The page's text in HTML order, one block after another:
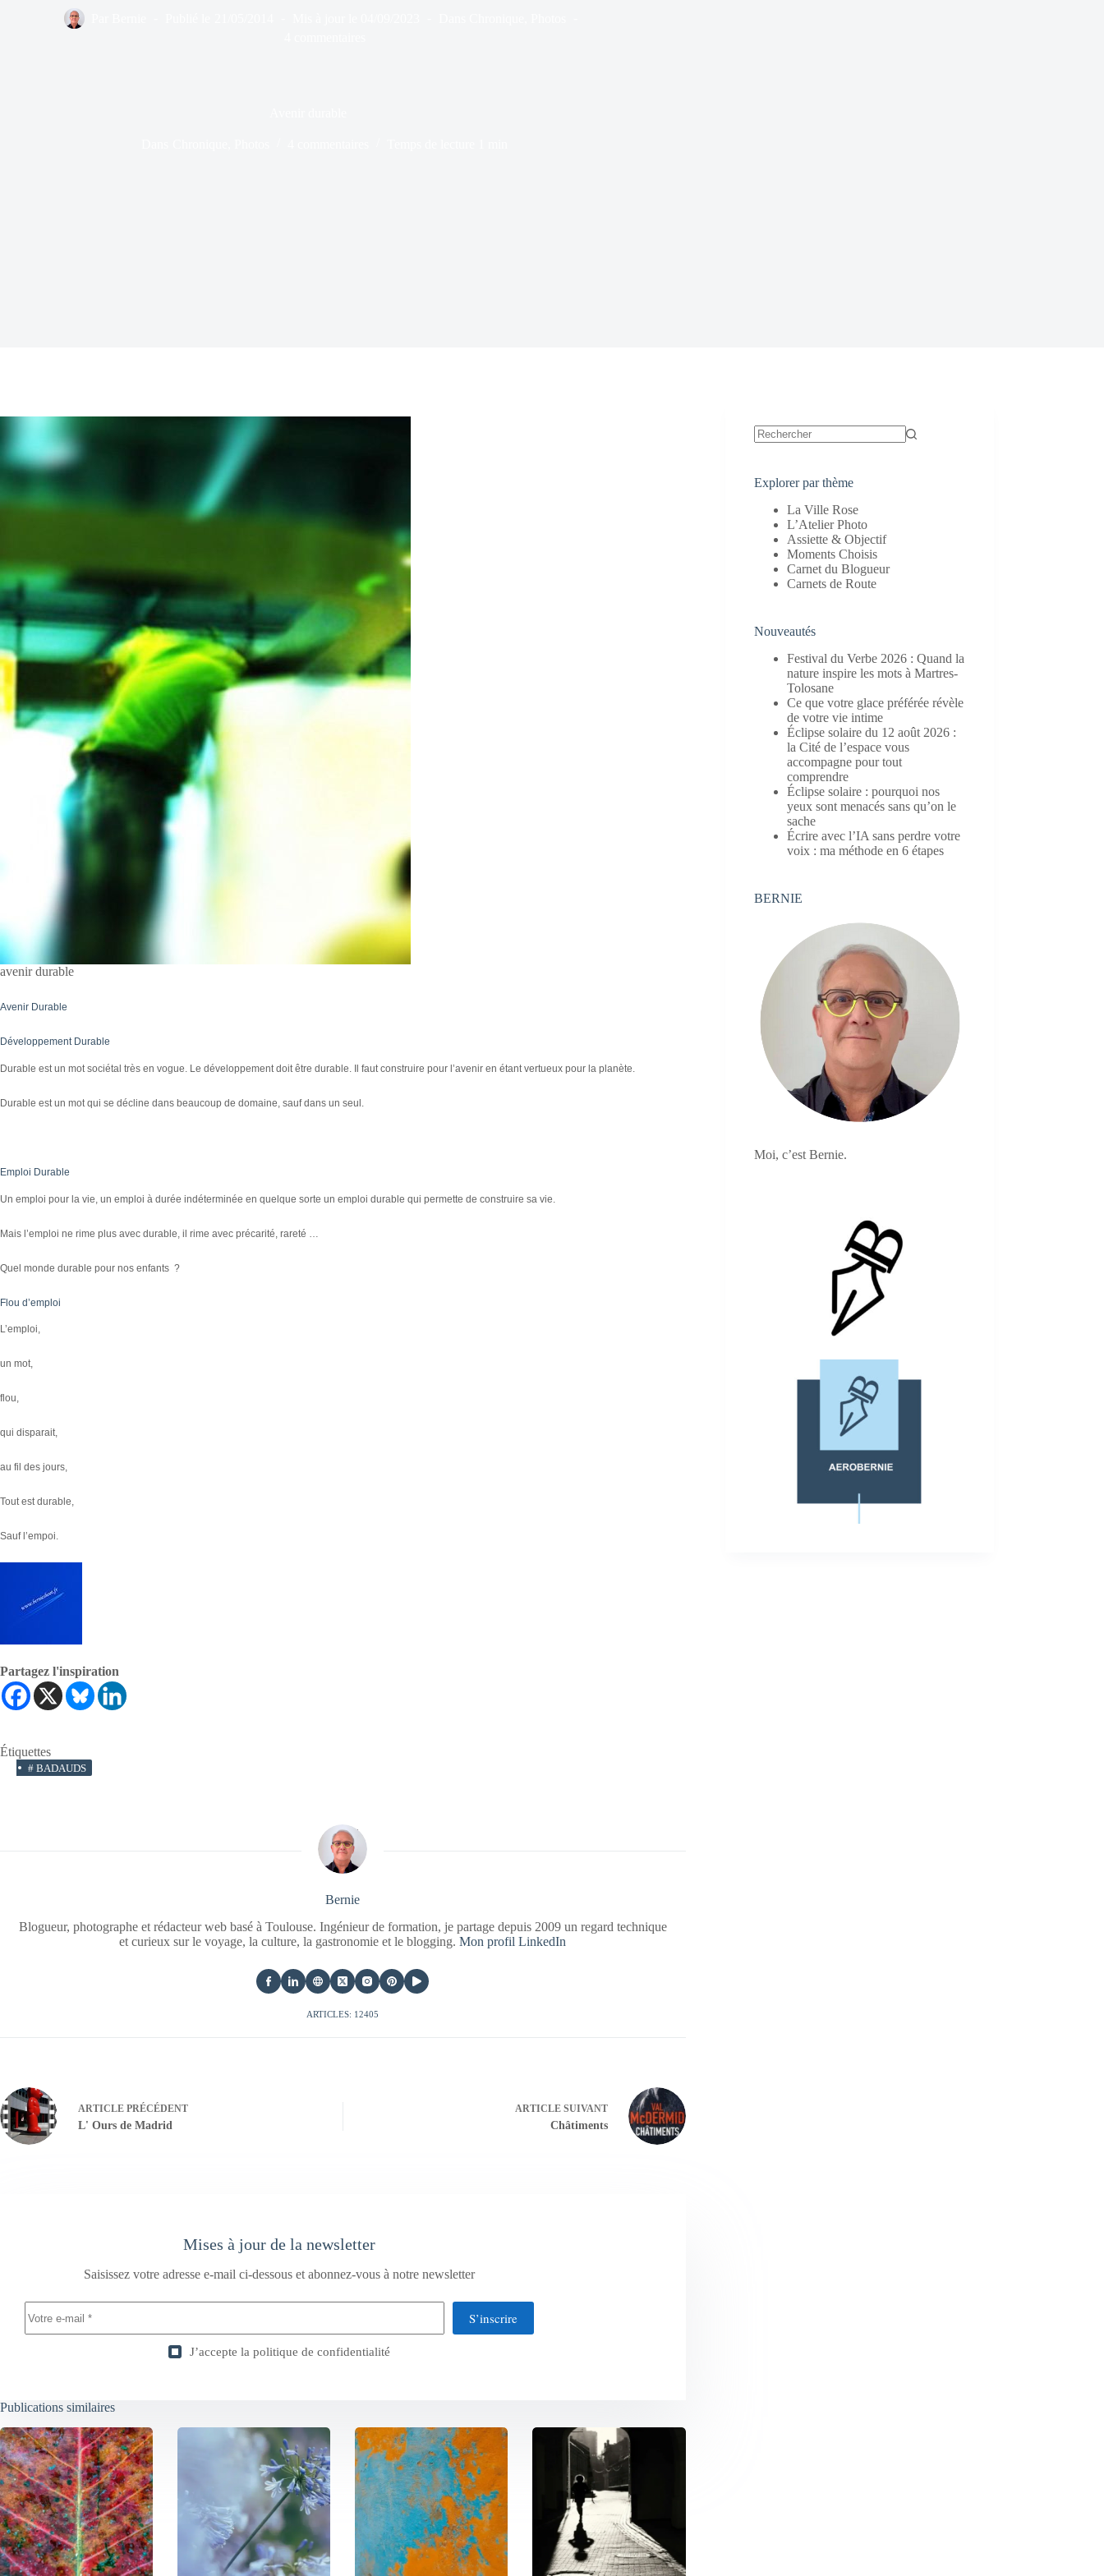
avenir durable
Avenir Durable
Développement Durable
Durable est un mot sociétal très en vogue. Le développement doit être durable. Il faut construire pour l’avenir en étant vertueux pour la planète.
Durable est un mot qui se décline dans beaucoup de domaine, sauf dans un seul.
Emploi Durable
Un emploi pour la vie, un emploi à durée indéterminée en quelque sorte un emploi durable qui permette de construire sa vie.
Mais l’emploi ne rime plus avec durable, il rime avec précarité, rareté …
Quel monde durable pour nos enfants ?
Flou d’emploi
L’emploi,
un mot,
flou,
qui disparait,
au fil des jours,
Tout est durable,
Sauf l’empoi.
Partagez l'inspiration
Étiquettes
# BADAUDS
Bernie
Blogueur, photographe et rédacteur web basé à Toulouse. Ingénieur de formation, je partage depuis 2009 un regard technique
et curieux sur le voyage, la culture, la gastronomie et le blogging.Mon profil LinkedIn
ARTICLES: 12405
ARTICLE PRÉCÉDENT
L' Ours de Madrid
ARTICLESUIVANT
Châtiments
Mises à jour de la newsletter
Saisissez votre adresse e-mail ci-dessous et abonnez-vous à notre newsletter
S’inscrire
J’accepte la politique de confidentialité
Publications similaires
Explorer par thème
La Ville Rose
L’Atelier Photo
Assiette & Objectif
Moments Choisis
Carnet du Blogueur
Carnets de Route
Nouveautés
Festival du Verbe 2026 : Quand la
nature inspire les mots à Martres-
Tolosane
Ce que votre glace préférée révèle
de votre vie intime
Éclipse solaire du 12 août 2026 :
la Cité de l’espace vous
accompagne pour tout
comprendre
Éclipse solaire : pourquoi nos
yeux sont menacés sans qu’on le
sache
Écrire avec l’IA sans perdre votre
voix : ma méthode en 6 étapes
BERNIE
Moi, c’est Bernie.